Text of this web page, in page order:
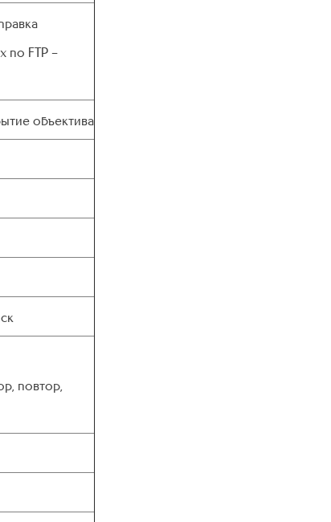
по FTP –
объектива
повтор,